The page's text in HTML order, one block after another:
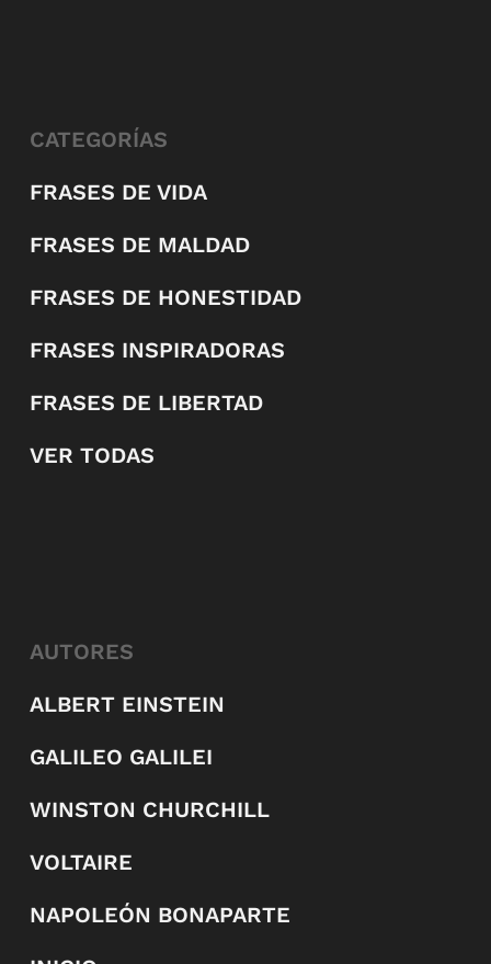
CATEGORÍAS
FRASES DE VIDA
FRASES DE MALDAD
FRASES DE HONESTIDAD
FRASES INSPIRADORAS
FRASES DE LIBERTAD
VER TODAS
AUTORES
ALBERT EINSTEIN
GALILEO GALILEI
WINSTON CHURCHILL
VOLTAIRE
NAPOLEÓN BONAPARTE